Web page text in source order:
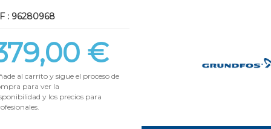
: 96280968
€
al carrito y sigue el proceso de
para ver la
y los precios para